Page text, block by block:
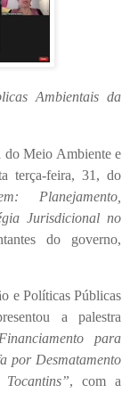
Ambientais da
do Meio Ambiente e
terça-feira, 31, do
Planejamento,
Jurisdicional no
do governo,
e Políticas Públicas
a palestra
para
por Desmatamento
, com a